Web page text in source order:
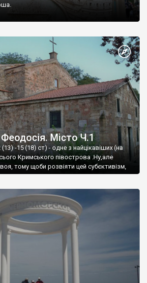
Місто Ч.1
-15 (18) ст) - одне з найцікавіших (на
Кримського півострова .Ну,але
тому щоби розвіяти цей субєктивізм,
це